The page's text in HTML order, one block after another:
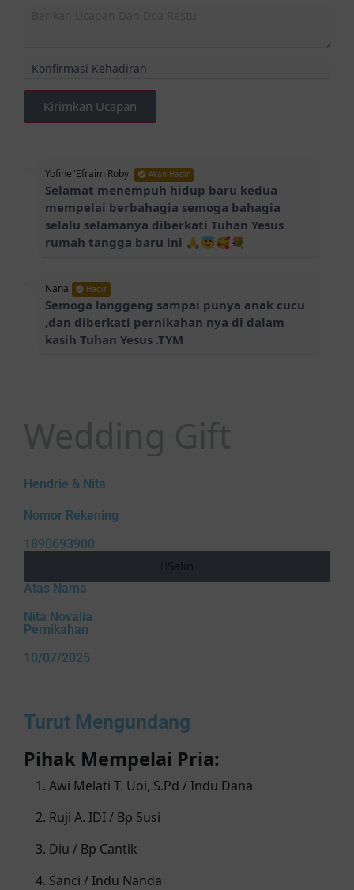
Kirimkan Ucapan
Yofine"Efraim Roby Akan Hadir
Selamat menempuh hidup baru kedua
mempelai berbahagia semoga bahagia
selalu selamanya diberkati Tuhan Yesus
rumah tangga baru ini 🙏😇🥰💐
Nana Hadir
Semoga langgeng sampai punya anak cucu
,dan diberkati pernikahan nya di dalam
kasih Tuhan Yesus .TYM
cucu ,TYM
semoga langgeng sampai maut
Pdm.Drs Efendie A. Sanen
Semoga hidup bahagia
Apriyana
Tuhan Yesusu Memberkati Rumah
❤️🥰
Tuhan Yesus Memberkati Rumah
Memisahkan❤️❤️
Tuhan Yesus Memberkati pernikahan
kedua mempelai dengan kebahagiaan,
sukaciata dan Damai sejahtera
Wedding Gift
Hendrie & Nita
Nomor Rekening
1890693900
Salin
Atas Nama
Nita Novalia
Pernikahan
10/07/2025
Turut Mengundang
Pihak Mempelai Pria:
Awi Melati T. Uoi, S.Pd / Indu Dana
Ruji A. IDI / Bp Susi
Diu / Bp Cantik
Sanci / Indu Nanda